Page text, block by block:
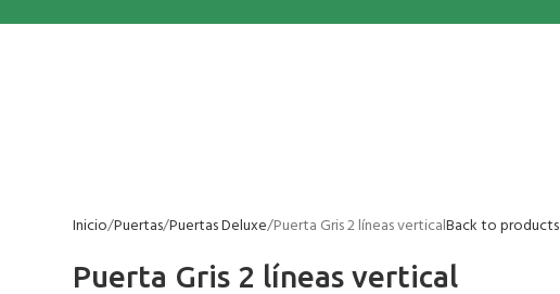
Inicio Puertas Puertas Deluxe Puerta Gris 2 líneas verticalBack to products
Puerta Gris 2 líneas vertical